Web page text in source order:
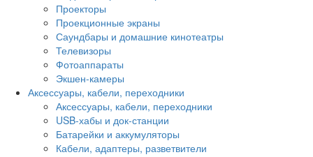
Проекторы
Проекционные экраны
Саундбары и домашние кинотеатры
Телевизоры
Фотоаппараты
Экшен-камеры
Аксессуары, кабели, переходники
Аксессуары, кабели, переходники
USB-хабы и док-станции
Батарейки и аккумуляторы
Кабели, адаптеры, разветвители